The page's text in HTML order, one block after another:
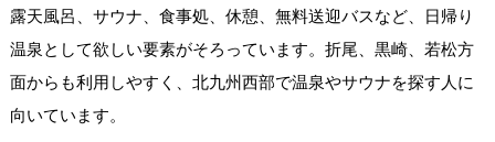
露天風呂、サウナ、食事処、休憩、無料送迎バスなど、日帰り
温泉として欲しい要素がそろっています。折尾、黒崎、若松方
面からも利用しやすく、北九州西部で温泉やサウナを探す人に
向いています。